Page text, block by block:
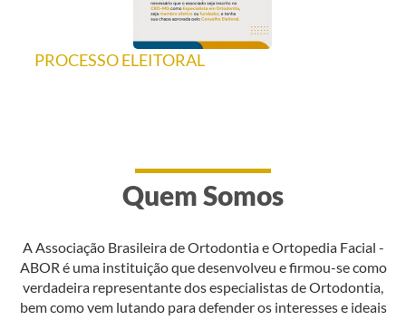
PROCESSO ELEITORAL
Quem Somos
A Associação Brasileira de Ortodontia e Ortopedia Facial -
ABOR é uma instituição que desenvolveu e firmou-se como
verdadeira representante dos especialistas de Ortodontia,
bem como vem lutando para defender os interesses e ideais